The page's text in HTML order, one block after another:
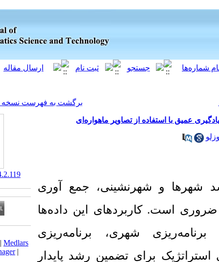
برگشت به فهرست نسخه ها
ماهواره‌ای
جمع آوری
این داده‌ها
برنامه‌ریزی
تضمین رشد پایدار
Download citation:
BibTeX|
|ProCite Reference Manager